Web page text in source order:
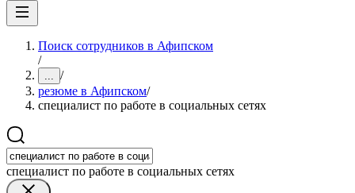
Поиск сотрудников в Афипском
/
... /
резюме в Афипском/
специалист по работе в социальных сетях
специалист по работе в социальных сетях